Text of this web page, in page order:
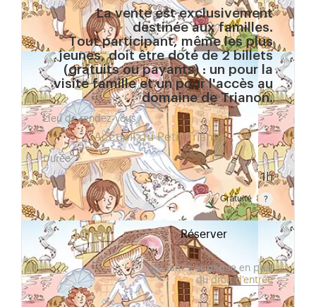
La vente est exclusivement
destinée aux familles.
Tout participant, même les plus
jeunes, doit être doté de 2 billets
(gratuits ou payants) : un pour la
visite famille et un pour l'accès au
domaine de Trianon.
Lieu de rendez-vous
Accueil du Petit Trianon
Durée
1h
Gratuité
Gratuit pour les enfants de moins de 10 ans. Tarif
10 € Réserver
Ce tarif s'applique en plus
dudroit d'entrée